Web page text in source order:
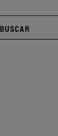
BUSCAR